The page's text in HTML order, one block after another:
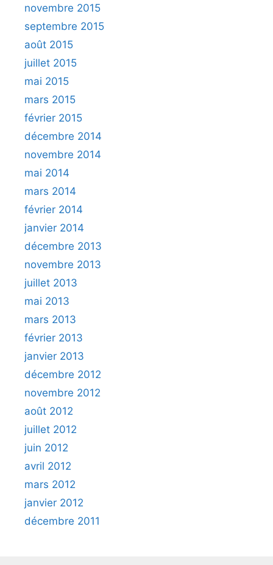
novembre 2015
septembre 2015
août 2015
juillet 2015
mai 2015
mars 2015
février 2015
décembre 2014
novembre 2014
mai 2014
mars 2014
février 2014
janvier 2014
décembre 2013
novembre 2013
juillet 2013
mai 2013
mars 2013
février 2013
janvier 2013
décembre 2012
novembre 2012
août 2012
juillet 2012
juin 2012
avril 2012
mars 2012
janvier 2012
décembre 2011